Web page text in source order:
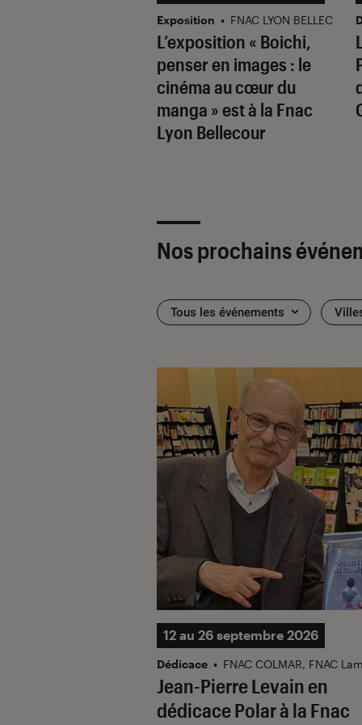
L’exposition « Boichi,
penser en images : le
cinéma au cœur du
manga » est à la Fnac
Lyon Bellecour
Exposition • FNAC LYON BELLECOUR
Nos prochains
Tous les événements
Jean-Pierre Levain en
dédicace Polar à la Fnac
12 au 26 septembre 2026
Dédicace • FNAC COLMAR, FNAC